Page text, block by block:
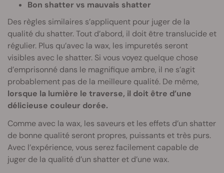
Bon shatter vs mauvais shatter
Des règles similaires s’appliquent pour juger de la
qualité du shatter. Tout d’abord, il doit être translucide et
régulier. Plus qu’avec la wax, les impuretés seront
visibles avec le shatter. Si vous voyez quelque chose
d’emprisonné dans le magnifique ambre, il ne s’agit
probablement pas de la meilleure qualité. De même,
lorsque la lumière le traverse, il doit être d’une
délicieuse couleur dorée.
Comme avec la wax, les saveurs et les effets d’un shatter
de bonne qualité seront propres, puissants et très purs.
Avec l’expérience, vous serez facilement capable de
juger de la qualité d’un shatter et d’une wax.